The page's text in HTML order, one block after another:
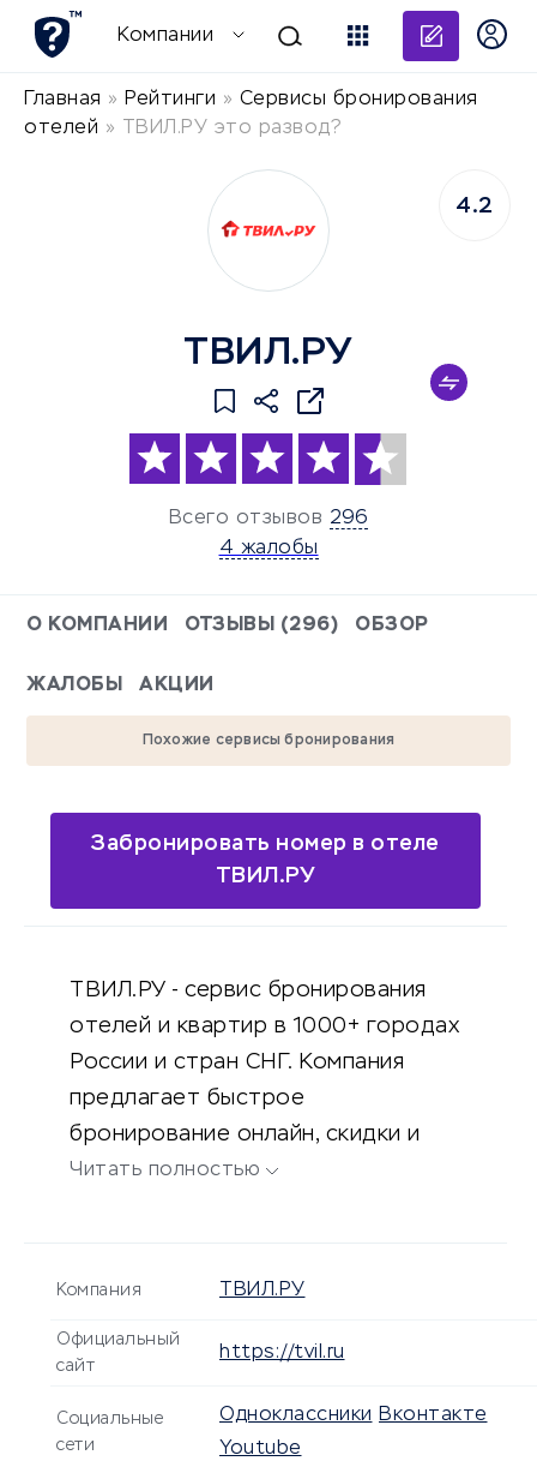
Компании
Главная » Рейтинги » Сервисы бронирования
отелей » ТВИЛ.РУ это развод?
ТВИЛ.РУ
Всего отзывов 296
4 жалобы
4.2
О КОМПАНИИ ОТЗЫВЫ (296) ОБЗОР
ЖАЛОБЫ АКЦИИ
Похожие сервисы бронирования
Забронировать номер в отеле
ТВИЛ.РУ
ТВИЛ.РУ - сервис бронирования
отелей и квартир в 1000+ городах
России и стран СНГ. Компания
предлагает быстрое
бронирование онлайн, скидки и
акции для постоянных клиентов.
Читать полностью
Компания ТВИЛ.РУ
Официальный
сайт
https://tvil.ru
Социальные
сети
Одноклассники Вконтакте
Youtube